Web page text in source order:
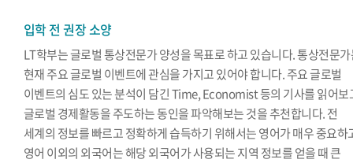
입학 전 권장 소양
LT학부는 글로벌 통상전문가 양성을 목표로 하고 있습니다. 통상전문
현재 주요 글로벌 이벤트에 관심을 가지고 있어야 합니다. 주요 글로벌
이벤트의 심도 있는 분석이 담긴 Time, Economist 등의 기사를 읽어보
글로벌 경제활동을 주도하는 동인을 파악해보는 것을 추천합니다. 전
세계의 정보를 빠르고 정확하게 습득하기 위해서는 영어가 매우 중요하
영어 이외의 외국어는 해당 외국어가 사용되는 지역 정보를 얻을 때 큰